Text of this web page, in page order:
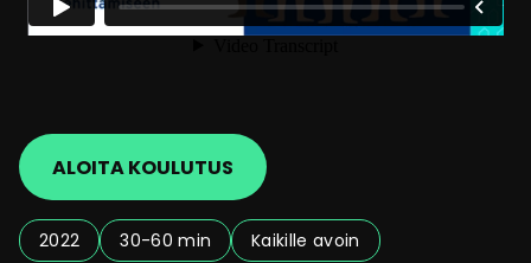
ALOITA KOULUTUS
2022 30-60 min Kaikille avoin